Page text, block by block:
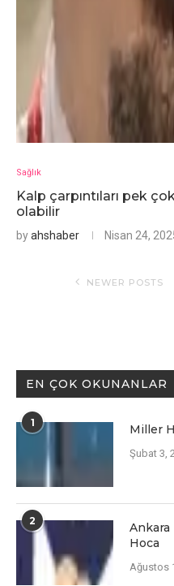
Sağlık
Kalp çarpıntıları pek
olabilir
byahshaber Nisan 24,
NEWER POSTS
EN ÇOK OKUNANLAR
1 Miller
Şubat 3,
2
Ankara
Hoca
Ağustos